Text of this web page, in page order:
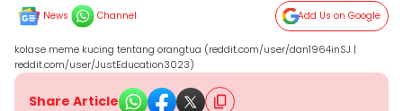
News Channel Add Us on Google
kolase meme kucing tentang orangtua (reddit.com/user/dan1964inSJ |
reddit.com/user/JustEducation3023)
Share Article